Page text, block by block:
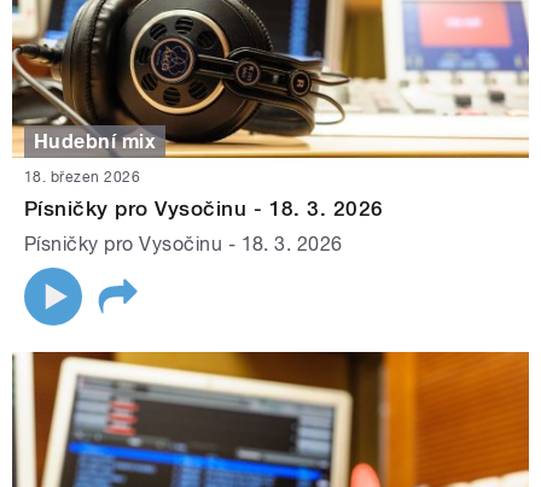
Hudební mix
18. březen 2026
Písničky pro Vysočinu - 18. 3. 2026
Písničky pro Vysočinu - 18. 3. 2026